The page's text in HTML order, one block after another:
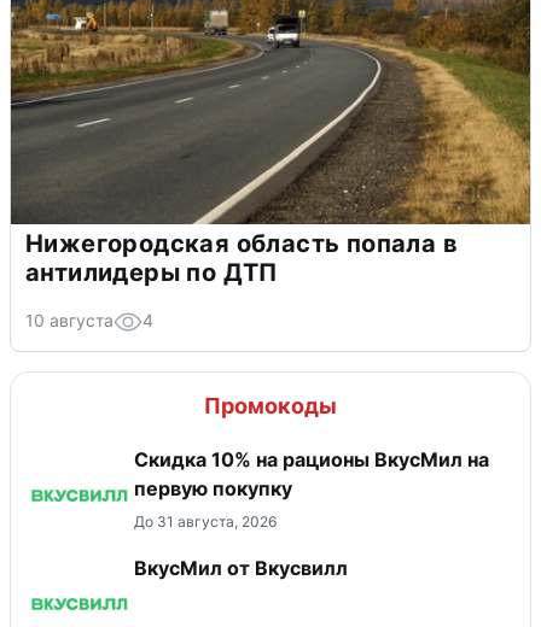
Нижегородская область попала в
антилидеры по ДТП
10 августа 4
Промокоды
Скидка 10% на рационы ВкусМил на
первую покупку
До 31 августа, 2026
ВкусМил от Вкусвилл